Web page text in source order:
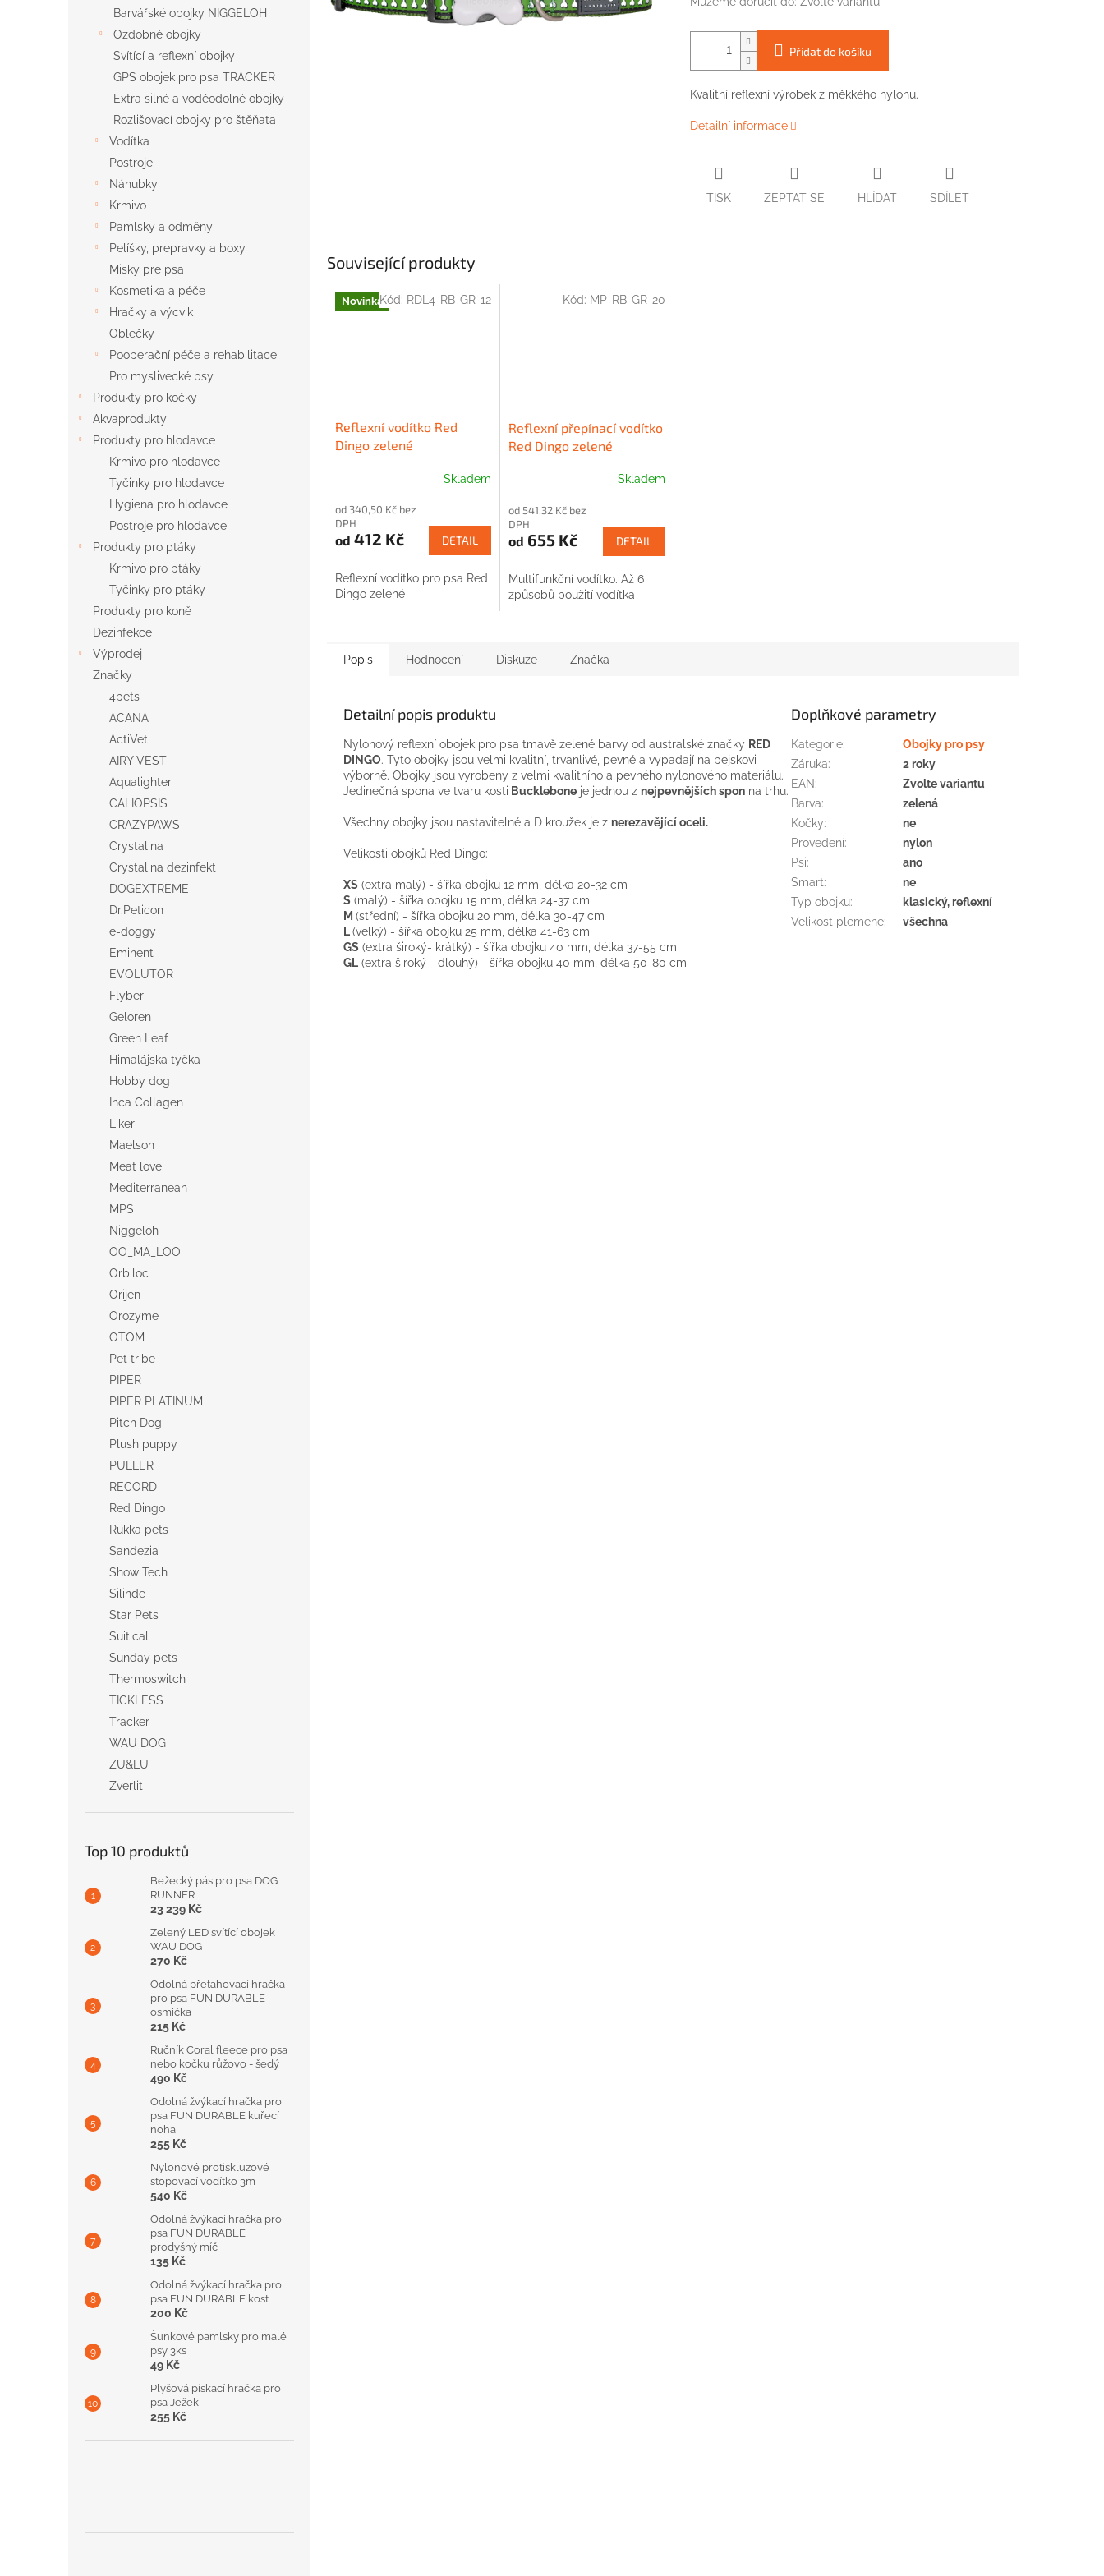
Barvářské obojky NIGGELOH
Ozdobné obojky
Svítící a reflexní obojky
GPS obojek pro psa TRACKER
Extra silné a voděodolné obojky
Rozlišovací obojky pro štěňata
Vodítka
Postroje
Náhubky
Krmivo
Pamlsky a odměny
Pelíšky, prepravky a boxy
Misky pre psa
Kosmetika a péče
Hračky a výcvik
Oblečky
Pooperační péče a rehabilitace
Pro myslivecké psy
Produkty pro kočky
Akvaprodukty
Produkty pro hlodavce
Krmivo pro hlodavce
Tyčinky pro hlodavce
Hygiena pro hlodavce
Postroje pro hlodavce
Produkty pro ptáky
Krmivo pro ptáky
Tyčinky pro ptáky
Produkty pro koně
Dezinfekce
Výprodej
Značky
4pets
ACANA
ActiVet
AIRY VEST
Aqualighter
CALIOPSIS
CRAZYPAWS
Crystalina
Crystalina dezinfekt
DOGEXTREME
Dr.Peticon
e-doggy
Eminent
EVOLUTOR
Flyber
Geloren
Green Leaf
Himalájska tyčka
Hobby dog
Inca Collagen
Liker
Maelson
Meat love
Mediterranean
MPS
Niggeloh
OO_MA_LOO
Orbiloc
Orijen
Orozyme
OTOM
Pet tribe
PIPER
PIPER PLATINUM
Pitch Dog
Plush puppy
PULLER
RECORD
Red Dingo
Rukka pets
Sandezia
Show Tech
Silinde
Star Pets
Suitical
Sunday pets
Thermoswitch
TICKLESS
Tracker
WAU DOG
ZU&LU
Zverlit
Top 10 produktů
Bežecký pás pro psa DOG
RUNNER
23 239 Kč
Zelený LED svítící obojek
WAU DOG
270 Kč
Odolná přetahovací hračka
pro psa FUN DURABLE
osmička
215 Kč
Ručník Coral fleece pro psa
nebo kočku růžovo - šedý
490 Kč
Odolná žvýkací hračka pro
psa FUN DURABLE kuřecí
noha
255 Kč
Nylonové protiskluzové
stopovací vodítko 3m
540 Kč
Odolná žvýkací hračka pro
psa FUN DURABLE
prodyšný míč
135 Kč
Odolná žvýkací hračka pro
psa FUN DURABLE kost
200 Kč
Šunkové pamlsky pro malé
psy 3ks
49 Kč
Plyšová pískací hračka pro
psa Ježek
255 Kč
Přidat do košíku
Kvalitní reflexní výrobek z měkkého nylonu.
Detailní informace
TISK ZEPTAT SE HLÍDAT SDÍLET
Související produkty
Novinka
Reflexní vodítko Red
Dingo zelené
Skladem
od 340,50 Kč bez
DPH
od 412 Kč DETAIL
Reflexní vodítko pro psa Red
Dingo zelené
Kód: RDL4-RB-GR-12
Reflexní přepínací vodítko
Red Dingo zelené
Skladem
od 541,32 Kč bez
DPH
od 655 Kč DETAIL
Multifunkční vodítko. Až 6
způsobů použití vodítka
Kód: MP-RB-GR-20
Popis Hodnocení Diskuze Značka
Detailní popis produktu
Nylonový reflexní obojek pro psa tmavě zelené barvy od australské značky RED
DINGO. Tyto obojky jsou velmi kvalitní, trvanlivé , pevné a vypadají na pejskovi
výborně. Obojky jsou vyrobeny z velmi kvalitního a pevného nylonového materiálu.
Jedinečná spona ve tvaru kosti Bucklebone je jednou z nejpevnějšíchspon na trhu.
Všechny obojky jsou nastavitelné a D kroužek je z nerezavějící oceli.
Velikosti obojků Red Dingo:
XS (extra malý) - šířka obojku 12 mm , délka 20-32 cm
S (malý) - šířka obojku 15 mm , délka 24-37 cm
M (střední) - šířka obojku 20 mm , délka 30-47 cm
L(velký) - šířka obojku 25 mm , délka 41-63 cm
GS (extra široký- krátký) - šířka obojku 40 mm , délka 37-55 cm
GL (extra široký - dlouhý) - šířka obojku 40 mm , délka 50-80 cm
Doplňkové parametry
Kategorie:
Obojky pro psy
Záruka:
2 roky
EAN:
Zvolte variantu
Barva:
zelená
Kočky:
ne
Provedení:
nylon
Psi:
ano
Smart:
ne
Typ obojku:
klasický, reflexní
Velikost plemene: všechna